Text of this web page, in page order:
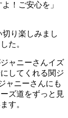
！ご安心を」
切り楽しみまし
た。
ャニーさんイズ
してくれる関ジ
ャニーさんにも
ズ道をずっと見
す。